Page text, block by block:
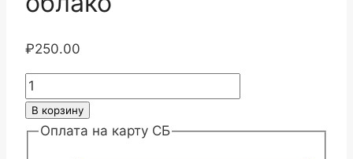
₽250.00
Количество
товара
Астра
В корзину
Оплата на карту СБ